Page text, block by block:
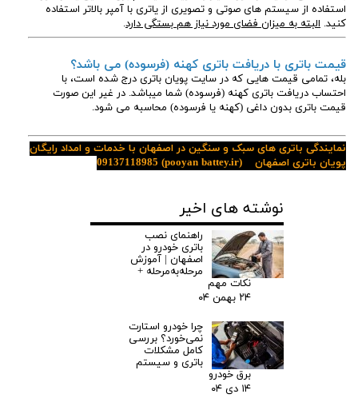
استفاده از سیستم های صوتی و تصویری از یاتری با آمپر بالاتر استفاده
کنید. البته به میزان فضای مورد نیاز هم بستگی دارد.
قیمت باتری با دریافت باتری کهنه (فرسوده) می باشد؟
بله، تمامی قیمت هایی که در سایت پویان باتری درج شده است، با
احتساب دریافت باتری کهنه (فرسوده) شما میباشد. در غیر این صورت
قیمت باتری بدون داغی (کهنه یا فرسوده) محاسبه می شود.
نمایندگی باتری های سبک و سنگین در اصفهان با خدمات و امداد رایگان
پویان باتری اصفهان
(pooyan battey.ir)
09137118985
نوشته های اخیر
راهنمای نصب
باتری خودرو در
اصفهان | آموزش
مرحله‌به‌مرحله +
نکات مهم
۲۴ بهمن ۰۴
چرا خودرو استارت
نمی‌خورد؟ بررسی
کامل مشکلات
باتری و سیستم
برق خودرو
۱۴ دی ۰۴